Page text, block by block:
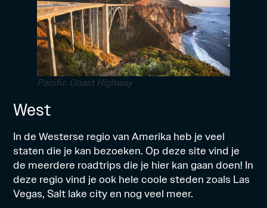
Pacific Coast Highway
West
In de Westerse regio van Amerika heb je veel
staten die je kan bezoeken. Opdeze site vind je
de meerdere roadtrips die je hier kan gaan doen! In
deze regio vind je ook hele coole steden zoals Las
Vegas, Salt lake city en nog veel meer.